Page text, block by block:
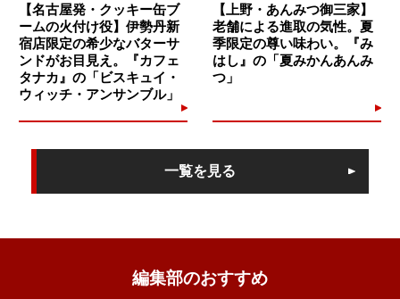
【名古屋発・クッキー缶ブ
ームの火付け役】伊勢丹新
宿店限定の希少なバターサ
ンドがお目見え。『カフェ
タナカ』の「ビスキュイ・
ウィッチ・アンサンブル」
【上野・あんみつ御三家】
老舗による進取の気性。夏
季限定の尊い味わい。『み
はし』の「夏みかんあんみ
つ」
一覧を見る
編集部のおすすめ